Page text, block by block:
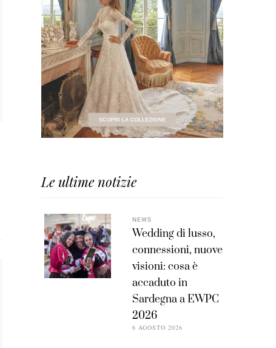
Le ultime notizie
NEWS
Wedding di lusso,
connessioni, nuove
visioni: cosa è
accaduto in
Sardegna a EWPC
2026
6 AGOSTO 2026